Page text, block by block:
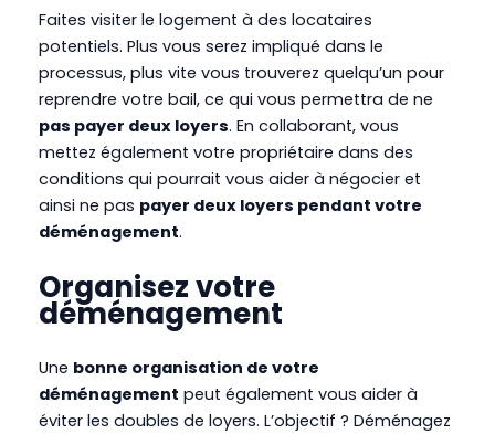
Faites visiter le logement à des locataires
potentiels. Plus vous serez impliqué dans le
processus, plus vite vous trouverez quelqu’un pour
reprendre votre bail, ce qui vous permettra de ne
pas payer deux loyers. En collaborant, vous
mettez également votre propriétaire dans des
conditions qui pourrait vous aider à négocier et
ainsi ne pas payer deux loyers pendant votre
déménagement.
Organisez votre
déménagement
Une bonne organisation de votre
déménagement peut également vous aider à
éviter les doubles de loyers. L’objectif ? Déménagez